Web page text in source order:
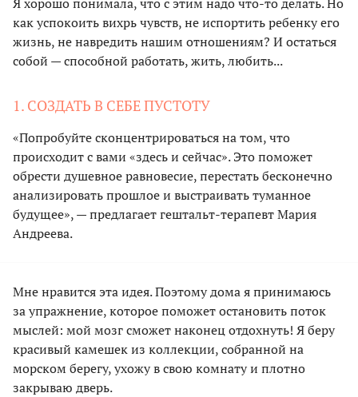
как успокоить вихрь чувств, не испортить ребенку его
жизнь, не навредить нашим отношениям? И остаться
собой — способной работать, жить, любить...
1. СОЗДАТЬ В СЕБЕ ПУСТОТУ
«Попробуйте сконцентрироваться на том, что
происходит с вами «здесь и сейчас». Это поможет
обрести душевное равновесие, перестать бесконечно
анализировать прошлое и выстраивать туманное
будущее», — предлагает гештальт-терапевт Мария
Андреева.
Мне нравится эта идея. Поэтому дома я принимаюсь
за упражнение, которое поможет остановить поток
мыслей: мой мозг сможет наконец отдохнуть! Я беру
красивый камешек из коллекции, собранной на
морском берегу, ухожу в свою комнату и плотно
закрываю дверь.